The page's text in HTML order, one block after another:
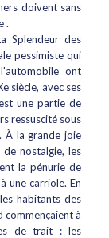
doivent sans
.
Splendeur des
pessimiste qui
ont
siècle, avec ses
une partie de
ressuscité sous
À la grande joie
nostalgie, les
la pénurie de
une carriole. En
habitants des
commençaient à
de trait : les